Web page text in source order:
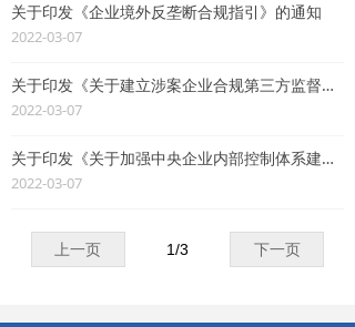
关于印发《企业境外反垄断合规指引》的通知
2022-03-07
关于印发《关于建立涉案企业合规第三方监督评估机制的指导意见（试行）》的通知
2022-03-07
关于印发《关于加强中央企业内部控制体系建设与监督工作的实施意见》的通知
2022-03-07
上一页 下一页
1/3